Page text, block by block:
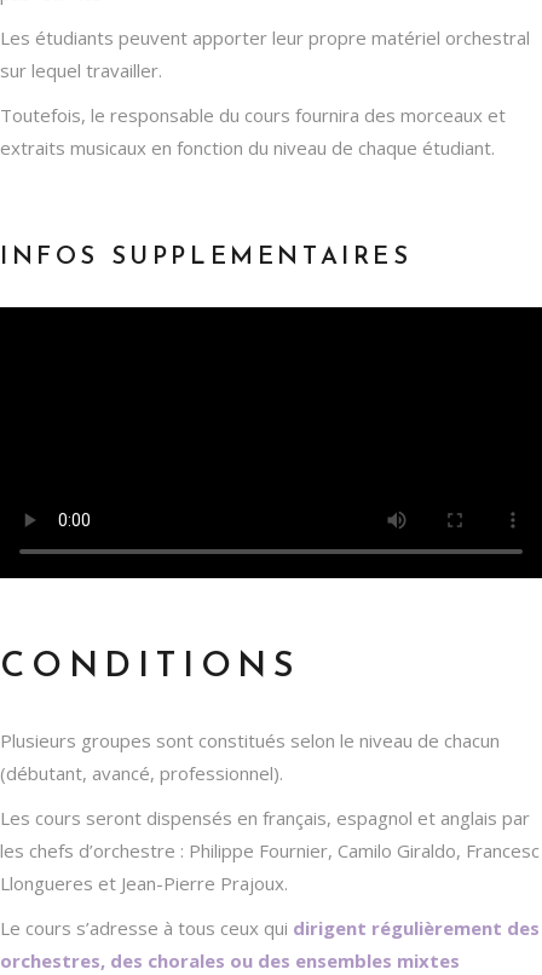
Les étudiants peuvent apporter leur propre matériel orchestral
sur lequel travailler.
Toutefois, le responsable du cours fournira des morceaux et
extraits musicaux en fonction du niveau de chaque étudiant.
INFOS SUPPLEMENTAIRES
CONDITIONS
Plusieurs groupes sont constitués selon le niveau de chacun
(débutant, avancé, professionnel).
Les cours seront dispensés en français, espagnol et anglais par
les chefs d’orchestre : Philippe Fournier, Camilo Giraldo, Francesc
Llongueres et Jean-Pierre Prajoux.
Le cours s’adresse à tous ceux qui dirigent régulièrement des
orchestres, des chorales ou des ensembles mixtes